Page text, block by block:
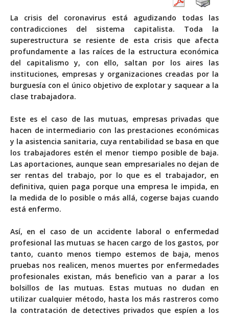
La crisis del coronavirus está agudizando todas las
contradicciones del sistema capitalista. Toda la
superestructura se resiente de esta crisis que afecta
profundamente a las raíces de la estructura económica
del capitalismo y, con ello, saltan por los aires las
instituciones, empresas y organizaciones creadas por la
burguesía con el único objetivo de explotar y saquear a la
clase trabajadora.
Este es el caso de las mutuas, empresas privadas que
hacen de intermediario con las prestaciones económicas
y la asistencia sanitaria, cuya rentabilidad se basa en que
los trabajadores estén el menor tiempo posible de baja.
Las aportaciones, aunque sean empresariales no dejan de
ser rentas del trabajo, por lo que es el trabajador, en
definitiva, quien paga porque una empresa le impida, en
la medida de lo posible o más allá, cogerse bajas cuando
está enfermo.
Así, en el caso de un accidente laboral o enfermedad
profesional las mutuas se hacen cargo de los gastos, por
tanto, cuanto menos tiempo estemos de baja, menos
pruebas nos realicen, menos muertes por enfermedades
profesionales existan, más beneficio van a parar a los
bolsillos de las mutuas. Estas mutuas no dudan en
utilizar cualquier método, hasta los más rastreros como
la contratación de detectives privados que espíen a los